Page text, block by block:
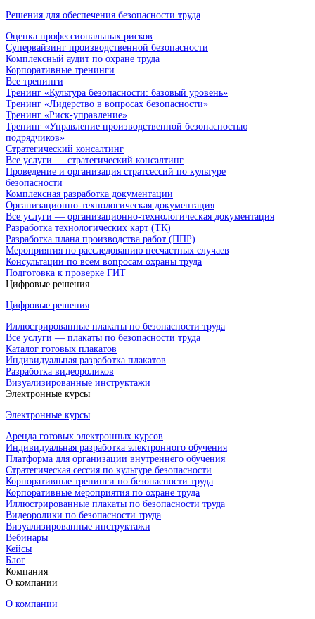
Решения для обеспечения безопасности труда
Оценка профессиональных рисков
Супервайзинг производственной безопасности
Комплексный аудит по охране труда
Корпоративные тренинги
Все тренинги
Тренинг «Культура безопасности: базовый уровень»
Тренинг «Лидерство в вопросах безопасности»
Тренинг «Риск-управление»
Тренинг «Управление производственной безопасностью
подрядчиков»
Стратегический консалтинг
Все услуги — стратегический консалтинг
Проведение и организация стратсессий по культуре
безопасности
Комплексная разработка документации
Организационно-технологическая документация
Все услуги — организационно-технологическая документация
Разработка технологических карт (ТК)
Разработка плана производства работ (ППР)
Мероприятия по расследованию несчастных случаев
Консультации по всем вопросам охраны труда
Подготовка к проверке ГИТ
Цифровые решения
Цифровые решения
Иллюстрированные плакаты по безопасности труда
Все услуги — плакаты по безопасности труда
Каталог готовых плакатов
Индивидуальная разработка плакатов
Разработка видеороликов
Визуализированные инструктажи
Электронные курсы
Электронные курсы
Аренда готовых электронных курсов
Индивидуальная разработка электронного обучения
Платформа для организации внутреннего обучения
Стратегическая сессия по культуре безопасности
Корпоративные тренинги по безопасности труда
Корпоративные мероприятия по охране труда
Иллюстрированные плакаты по безопасности труда
Видеоролики по безопасности труда
Визуализированные инструктажи
Вебинары
Кейсы
Блог
Компания
О компании
О компании